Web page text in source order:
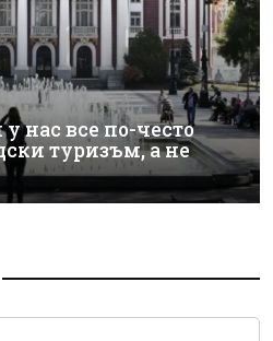
нас все по-често
туризъм, а не